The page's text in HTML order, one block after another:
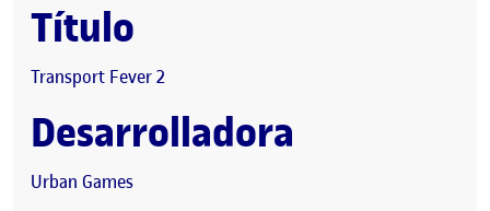
Título
Transport Fever 2
Desarrolladora
Urban Games